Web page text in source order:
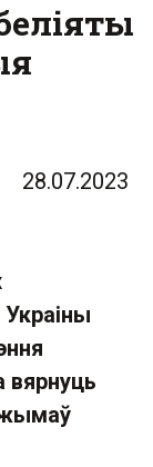
28.07.2023
Украіны
вярнуць